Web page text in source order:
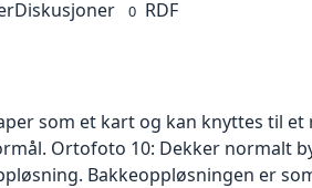
Diskusjoner 0 RDF
som et kart og kan knyttes til
Ortofoto 10: Dekker normalt
Bakkeoppløsningen er